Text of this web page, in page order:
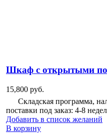
Шкаф с открытыми
15,800 руб.
Складская программа,
поставки под заказ: 4-8
Добавить в список желаний
В корзину